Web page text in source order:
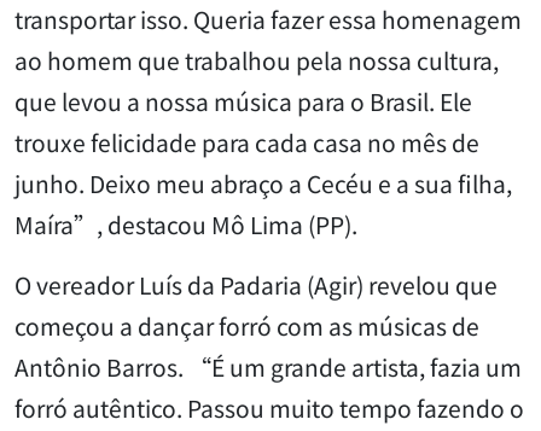
transportar isso. Queria fazer essa homenagem
ao homem que trabalhou pela nossa cultura,
que levou a nossa música para o Brasil. Ele
trouxe felicidade para cada casa no mês de
junho. Deixo meu abraço a Cecéu e a sua filha,
Maíra”, destacou Mô Lima (PP).
O vereador Luís da Padaria (Agir) revelou que
começou a dançar forró com as músicas de
Antônio Barros. “É um grande artista, fazia um
forró autêntico. Passou muito tempo fazendo o